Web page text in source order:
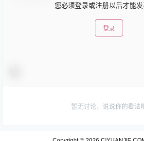
您必须登录或注册以后才能
登录
暂无讨论，说说你的看法